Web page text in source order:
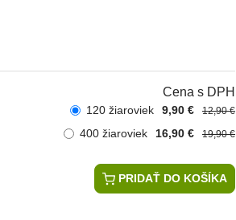
Cena s DPH
120 žiaroviek 9,90 € 12,90 €
400 žiaroviek 16,90 € 19,90 €
PRIDAŤ DO KOŠÍKA